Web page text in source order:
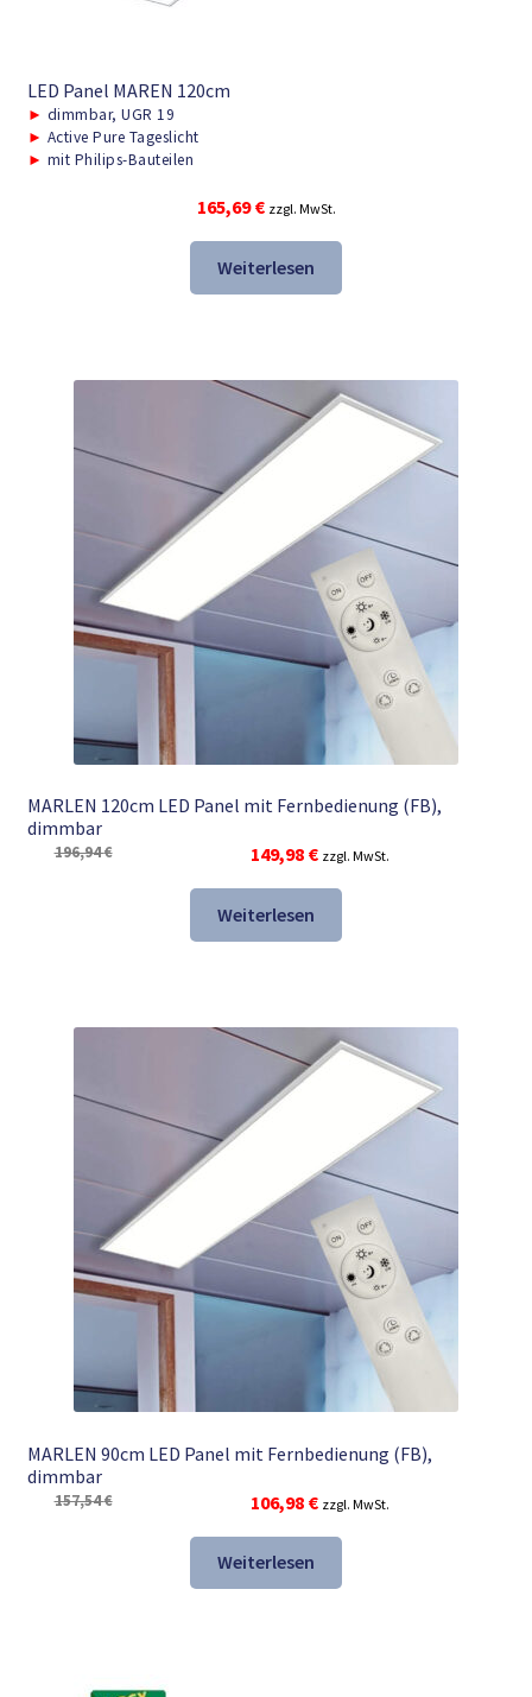
LED Panel MAREN 120cm
► dimmbar, UGR 19
► Active Pure Tageslicht
► mit Philips-Bauteilen
165,69€ zzgl. MwSt.
Weiterlesen
MARLEN 120cm LED Panel mit Fernbedienung (FB),
dimmbar
196,94€
Ursprünglicher
Preis
war:
196,94 €
149,98 €Aktueller
Preis
149,98 €.
zzgl. MwSt.
Weiterlesen
MARLEN 90cm LED Panel mit Fernbedienung (FB),
dimmbar
157,54€
Ursprünglicher
war:
157,54 €
106,98 €Aktueller
106,98 €.
zzgl. MwSt.
Weiterlesen